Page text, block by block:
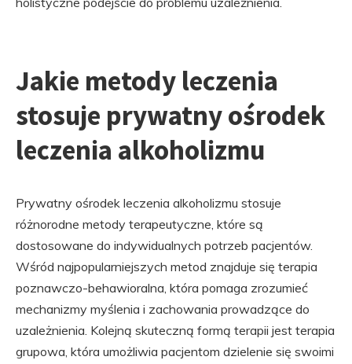
Jakie metody leczenia
stosuje prywatny ośrodek
leczenia alkoholizmu
Prywatny ośrodek leczenia alkoholizmu stosuje
różnorodne metody terapeutyczne, które są
dostosowane do indywidualnych potrzeb pacjentów.
Wśród najpopularniejszych metod znajduje się terapia
poznawczo-behawioralna, która pomaga zrozumieć
mechanizmy myślenia i zachowania prowadzące do
uzależnienia. Kolejną skuteczną formą terapii jest terapia
grupowa, która umożliwia pacjentom dzielenie się swoimi